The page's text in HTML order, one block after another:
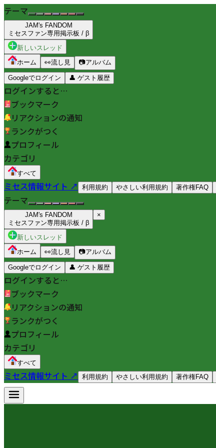
テーマ
JAM's FANDOM
ミセスファン専用掲示板 / β
新しいスレッド
ホーム
👀流し見 📷アルバム
Googleでログイン 👤 ゲスト履歴
ログインすると…
ブックマーク
リアクションの通知
ランクがつく
プロフィール
カテゴリ
すべて
ミセス情報サイト ↗ 利用規約 やさしい利用規約 著作権FAQ
テーマ
JAM's FANDOM
ミセスファン専用掲示板 / β
×
新しいスレッド
ホーム
👀流し見 📷アルバム
Googleでログイン 👤 ゲスト履歴
ログインすると…
ブックマーク
リアクションの通知
ランクがつく
プロフィール
カテゴリ
すべて
ミセス情報サイト ↗ 利用規約 やさしい利用規約 著作権FAQ